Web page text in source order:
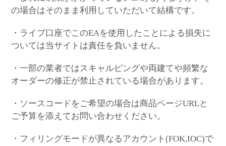
の場合はそのまま利用していただいて結構です。
・ライブ口座でこのEAを使用したことによる損失に
ついては当サイトは責任を負いません。
・一部の業者ではスキャルピングや両建てや頻繁な
オーダーの修正が禁止されている場合があります。
・ソースコードをご希望の場合は商品ページURLと
ご予算を添えてお問い合わせください。
・フィリングモードが異なるアカウント(FOK,IOC)で